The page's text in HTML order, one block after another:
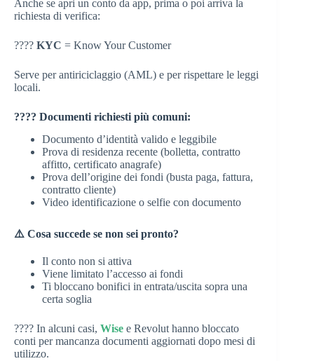
Anche se apri un conto da app, prima o poi arriva la
richiesta di verifica:
???? KYC = Know Your Customer
Serve per antiriciclaggio (AML) e per rispettare le leggi
locali.
???? Documenti richiesti più comuni:
Documento d’identità valido e leggibile
Prova di residenza recente (bolletta, contratto
affitto, certificato anagrafe)
Prova dell’origine dei fondi (busta paga, fattura,
contratto cliente)
Video identificazione o selfie con documento
⚠️ Cosa succede se non sei pronto?
Il conto non si attiva
Viene limitato l’accesso ai fondi
Ti bloccano bonifici in entrata/uscita sopra una
certa soglia
???? In alcuni casi, Wise e Revolut hanno bloccato
conti per mancanza documenti aggiornati dopo mesi di
utilizzo.